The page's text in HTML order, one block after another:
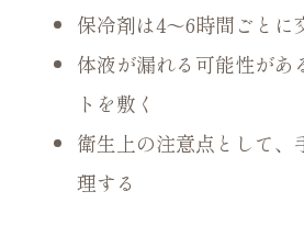
保冷剤は4〜6時間ごとに
体液が漏れる可能性があ
トを敷く
衛生上の注意点として、
理する